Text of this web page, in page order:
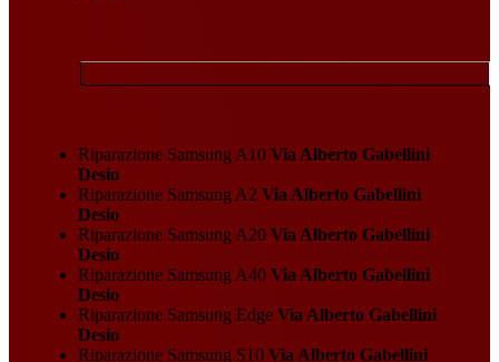
Riparazione Samsung A10Via Alberto Gabellini
Desio
Riparazione Samsung A2 Via Alberto Gabellini
Desio
Riparazione Samsung A20Via Alberto Gabellini
Desio
Riparazione Samsung A40Via Alberto Gabellini
Desio
Riparazione Samsung EdgeVia Alberto Gabellini
Desio
Riparazione Samsung S10Via Alberto Gabellini